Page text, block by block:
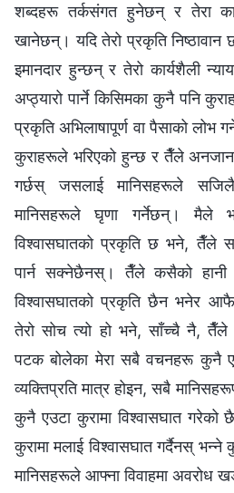
शब्दहरू तर्कसंगत हुनेछन् र तेरा
खानेछन्। यदि तेरो प्रकृति
इमानदार हुन्छन् र तेरो कार्यशैली
अप्ठ्यारो पार्ने किसिमका कुनै पनि
प्रकृति अभिलाषापूर्ण वा पैसाको लोभ
कुराहरूले भरिएको हुन्छ र तैँले
गर्छस् जसलाई मानिसहरूले
मानिसहरूले घृणा गर्नेछन्।
विश्‍वासघातको प्रकृति छ भने, तैँले
पार्न सक्नेछैनस्। तैँले कसैको
विश्‍वासघातको प्रकृति छैन भनेर
तेरो सोच त्यो हो भने, साँच्चै नै,
पटक बोलेका मेरा सबै वचनहरू कुनै
व्यक्तिप्रति मात्र होइन, सबै
कुनै एउटा कुरामा विश्‍वासघात
कुरामा मलाई विश्‍वासघात गर्दैनस् भन्‍ने
मानिसहरूले आफ्ना विवाहमा अवरोध